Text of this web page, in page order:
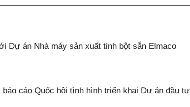
Dự án Nhà máy sản xuất tinh bột sắn Elmaco
cáo Quốc hội tình hình triển khai Dự án đầu tư